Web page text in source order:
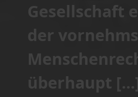
Gesellschaft
der
überhaupt